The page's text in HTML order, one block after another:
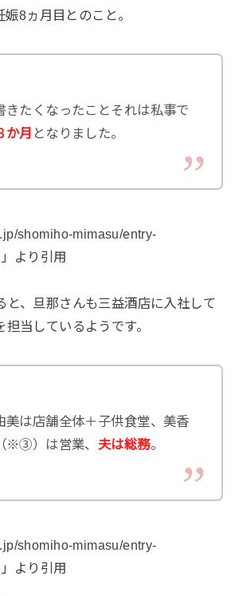
8ヵ月目とのこと。
きたくなったことそれは私事で
か月 となりました。
shomiho-mimasu/entry-
より引用
と、旦那さんも三益酒店に入社して
当しているようです。
美は店舗全体＋子供食堂、美香
※③）は営業、 夫は総務。
shomiho-mimasu/entry-
より引用